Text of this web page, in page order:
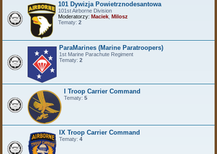
101 Dywizja Powietrznodesantowa
101st Airborne Division
Moderatorzy: Maciek Milosz
Tematy: 2
ParaMarines (Marine Paratroopers)
1st Marine Parachute Regiment
Tematy: 2
I Troop Carrier Command
Tematy: 5
IX Troop Carrier Command
Tematy: 4